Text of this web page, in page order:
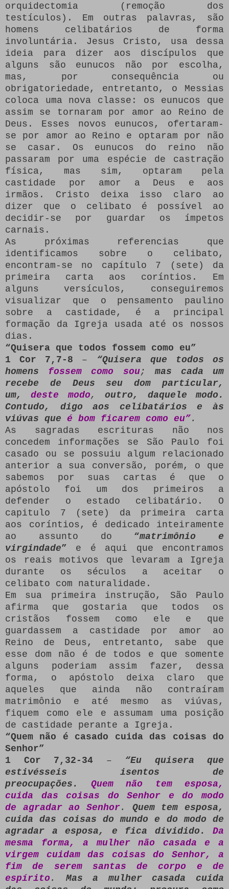
orquidectomia (remoção dos
testículos). Em outras palavras, são
homens celibatários de forma
involuntária. Jesus Cristo, usa dessa
ideia para dizer aos discípulos que
alguns são eunucos não por escolha,
mas, por consequência ou
obrigatoriedade, entretanto, o Messias
coloca uma nova classe: os eunucos que
assim se tornaram por amor ao Reino de
Deus. Esses novos eunucos, ofertaram-
se por amor ao Reino e optaram por não
se casar. Os eunucos do reino não
passaram por uma espécie de castração
física, mas sim, optaram pela
castidade por amor a Deus e aos
irmãos. Cristo deixa isso claro ao
dizer que o celibato é possível ao
decidir-se por guardar os ímpetos
carnais.
As próximas referencias que
identificamos sobre o celibato,
encontram-se no capítulo 7 (sete) da
primeira carta aos coríntios. Em
alguns versículos, conseguiremos
visualizar que o pensamento paulino
sobre a castidade, é a principal
formação da Igreja usada até os nossos
dias.
“Quisera que todos fossem como eu”
1 Cor 7,7-8 –
“Quisera que todos os
homens
fossem como sou;mas cada um
recebe de Deus seu dom particular,
um,
deste modo,outro, daquele modo.
Contudo, digo aos celibatários e às
viúvas que é bom ficarem como eu”.
As sagradas escrituras não nos
concedem informações se São Paulo foi
casado ou se possuiu algum relacionado
anterior a sua conversão, porém, o que
sabemos por suas cartas é que o
apóstolo foi um dos primeiros a
defender o estado celibatário. O
capitulo 7 (sete) da primeira carta
aos coríntios, é dedicado inteiramente
ao assunto do “matrimônio e
virgindade” e é aqui que encontramos
os reais motivos que levaram a Igreja
durante os séculos a aceitar o
celibato com naturalidade.
Em sua primeira instrução, São Paulo
afirma que gostaria que todos os
cristãos fossem como ele e que
guardassem a castidade por amor ao
Reino de Deus, entretanto, sabe que
esse dom não é de todos e que somente
alguns poderiam assim fazer, dessa
forma, o apóstolo deixa claro que
aqueles que ainda não contraíram
matrimônio e até mesmo as viúvas,
fiquem como ele e assumam uma posição
de castidade perante a Igreja.
“Quem não é casado cuida das coisas do
Senhor”
1 Cor 7,32-34 – “Eu quisera que
estivésseis isentos de
preocupações. Quem não tem esposa,
cuida das coisas do Senhor e do modo
de agradar ao Senhor. Quem tem esposa,
cuida das coisas do mundo e do modo de
agradar a esposa, e fica dividido.
Da
mesma forma, a mulher não casada e a
virgem cuidam das coisas do Senhor, a
fim de serem santas de corpo e de
espírito . Mas a mulher casada cuida